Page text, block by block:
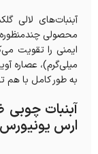
آبنبات‌های لالی
محصولی
به طور کامل با هم
آبنبات
ارس یونیورس